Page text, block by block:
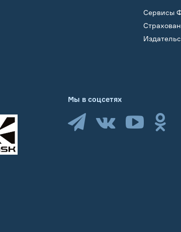
Сервисы
Мы в соцсетях